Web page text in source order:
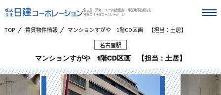
名古屋・東海エリアの店舗物件・事業用不動産なら
株式会社日建コーポレーション
TOP 賃貸物件情報
マンションすがや 1階CD区画 【担当：土居】
名古屋駅
マンションすがや 1階CD区画 【担当：土居】